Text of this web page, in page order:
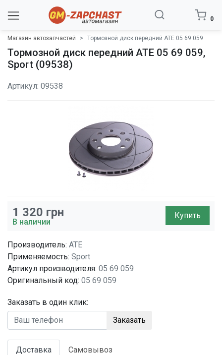
0
Магазин автозапчастей Тормозной диск передний ATE 05 69 059
Тормозной диск передний ATE 05 69 059,
Sport (09538)
Артикул: 09538
1 320 грн
В наличии
Купить
Производитель: ATE
Применяемость: Sport
Артикул производителя: 05 69 059
Оригинальный код: 05 69 059
Заказать в один клик:
Заказать
Доставка Самовывоз